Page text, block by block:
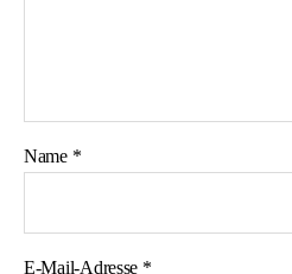
Name *
E-Mail-Adresse *